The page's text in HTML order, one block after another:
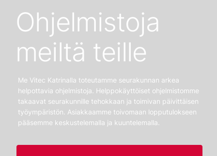
Ohjelmistoja
meiltä teille
Me Vitec Katrinalla toteutamme seurakunnan arkea
helpottavia ohjelmistoja. Helppokäyttöiset ohjelmistomme
takaavat seurakunnille tehokkaan ja toimivan päivittäisen
työympäristön. Asiakkaamme toivomaan lopputulokseen
pääsemme keskustelemalla ja kuuntelemalla.